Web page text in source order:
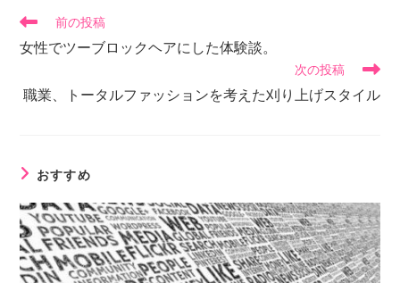
前の投稿
女性でツーブロックヘアにした体験談。
次の投稿
職業、トータルファッションを考えた刈り上げスタイル
おすすめ